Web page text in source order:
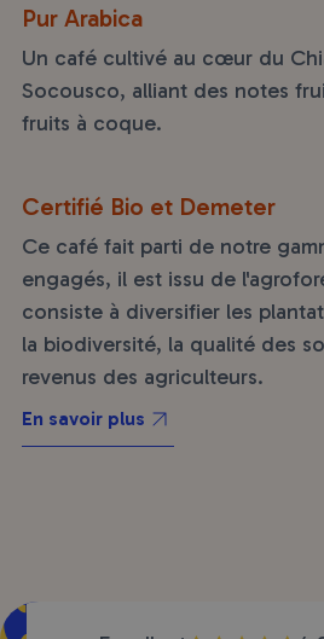
Pur Arabica
Un café cultivé au cœur du
Socousco, alliant des notes
fruits à coque.
Certifié Bio et Demeter
Ce café fait parti de notre
engagés, il est issu de
consiste à diversifier les
la biodiversité, la qualité des
revenus des agriculteurs.
En savoir plus